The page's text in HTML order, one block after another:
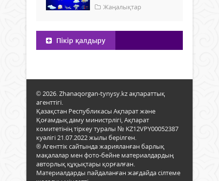
Жаңалықтар
Пікір қалдыру
© 2026. Zhanaqorgan-tynysy.kz ақпараттық
агенттігі.
Қазақстан Республикасы Ақпарат және
Қоғамдық даму министрлігі, Ақпарат
комитетінің тіркеу туралы № KZ12VPY00052387
куәлігі 21.07.2022 жылы берілген.
® Агенттік сайтында жарияланған барлық
мақалалар мен фото-бейне материалдардың
авторлық құқықтары қорғалған.
Материалдарды пайдаланған жағдайда сілтеме